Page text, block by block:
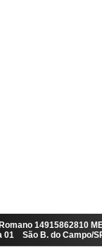
Romano
01 São B. do